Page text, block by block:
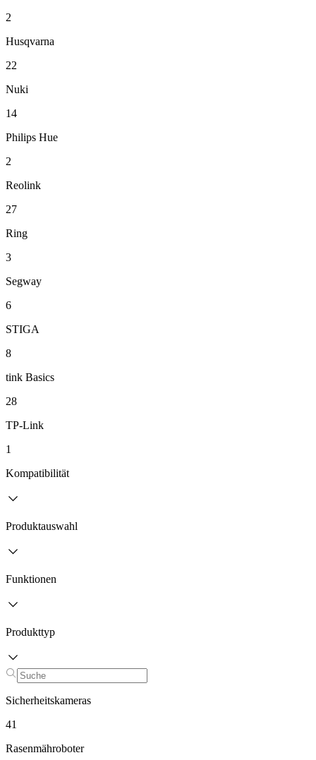
2
Husqvarna
22
Nuki
14
Philips Hue
2
Reolink
27
Ring
3
Segway
6
STIGA
8
tink Basics
28
TP-Link
1
Kompatibilität
Produktauswahl
Funktionen
Produkttyp
Sicherheitskameras
41
Rasenmähroboter